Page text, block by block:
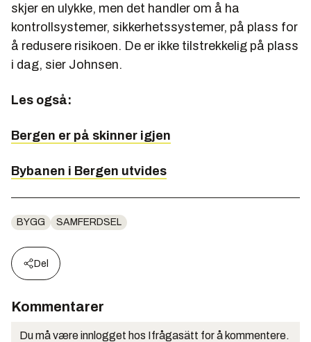
skjer en ulykke, men det handler om å ha
kontrollsystemer, sikkerhetssystemer, på plass for
å redusere risikoen. De er ikke tilstrekkelig på plass
i dag, sier Johnsen.
Les også:
Bergen er på skinner igjen
Bybanen i Bergen utvides
BYGG SAMFERDSEL
Del
Kommentarer
Du må være innlogget hos Ifrågasätt for å kommentere.